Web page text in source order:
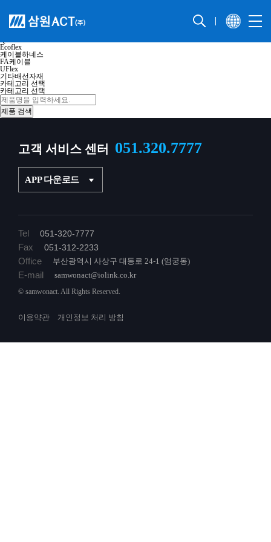
브랜드 선택
IOLINK
Ecoflex
케이블하네스
FA케이블
UFlex
기타배선자재
카테고리 선택
카테고리 선택
고객 서비스 센터 051.320.7777
APP 다운로드
Tel 051-320-7777
Fax 051-312-2233
Office 부산광역시 사상구 대동로 24-1 (엄궁동)
E-mail samwonact@iolink.co.kr
© samwonact. All Rights Reserved.
이용약관 개인정보 처리 방침